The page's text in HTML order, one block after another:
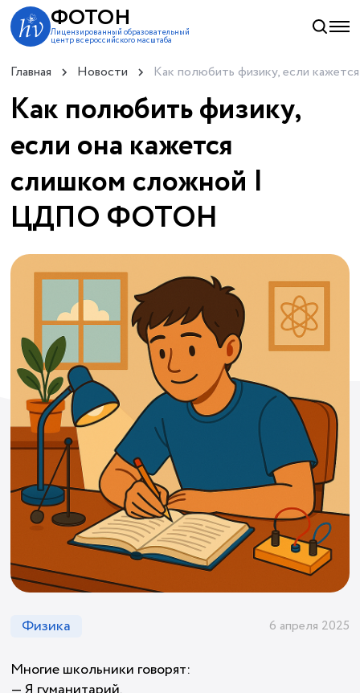
ФОТОН
Лицензированный образовательный
центр всероссийского масштаба
Главная Новости Как полюбить физику, если
Как полюбить физику,
если она кажется
слишком сложной |
ЦДПО ФОТОН
Физика 6 апреля 2025
Многие школьники говорят: